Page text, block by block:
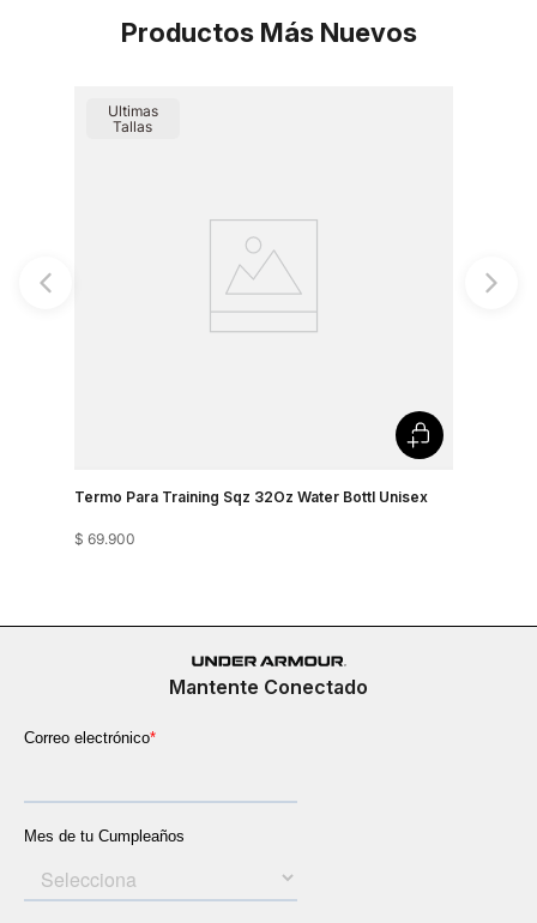
Productos Más Nuevos
Ultimas
Tallas
Termo Para Training Sqz 32Oz Water Bottl Unisex
$ 69.900
Mantente Conectado